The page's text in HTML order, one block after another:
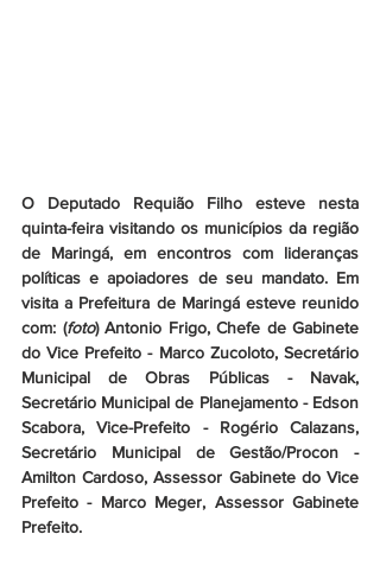
O Deputado Requião Filho esteve nesta
quinta-feira visitando os municípios da região
de Maringá, em encontros com lideranças
políticas e apoiadores de seu mandato. Em
visita a Prefeitura de Maringá esteve reunido
com: (foto) Antonio Frigo, Chefe de Gabinete
do Vice Prefeito - Marco Zucoloto, Secretário
Municipal de Obras Públicas - Navak,
Secretário Municipal de Planejamento - Edson
Scabora, Vice-Prefeito - Rogério Calazans,
Secretário Municipal de Gestão/Procon -
Amilton Cardoso, Assessor Gabinete do Vice
Prefeito - Marco Meger, Assessor Gabinete
Prefeito.